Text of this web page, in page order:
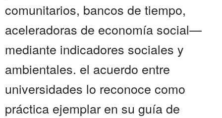
comunitarios, bancos de tiempo,
aceleradoras de economía social—
mediante indicadores sociales y
ambientales. el acuerdo entre
universidades lo reconoce como
práctica ejemplar en su guía de